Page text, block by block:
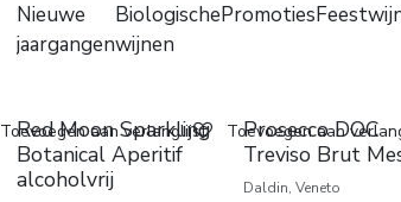
Nieuwe
jaargangen
Biologische
wijnen
Promoties
Red Moon Sparkling
Botanical Aperitif
alcoholvrij
Toevoegen aan verlanglijst Favoriet
Prosecco DOC
Treviso Brut
Daldin, Veneto
Toevoegen aan